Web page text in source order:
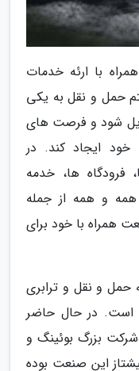
با ارئه خدمات
حمل و نقل به یکی
شود و فرصت های
ایجاد کند. در
ها، خدمه
همه و همه از جمله
همراه با خود برای
حمل و نقل و ترابری
است. در حال حاضر
بزرگ بوئینگ و
این صنعت بوده